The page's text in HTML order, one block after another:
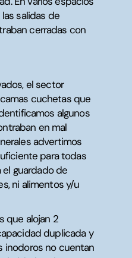
salidas de
cerradas con
el sector
cuchetas que
algunos
en mal
advertimos
para todas
el guardado de
ni alimentos y/u
que alojan 2
duplicada y
inodoros no cuentan